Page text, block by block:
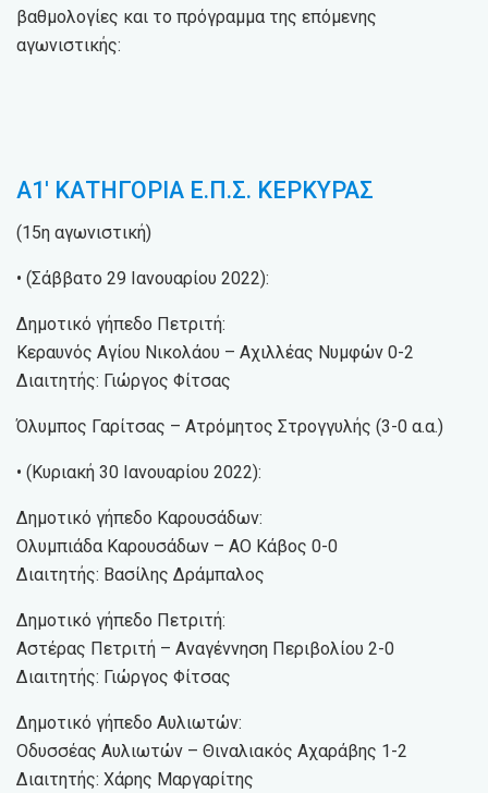
βαθμολογίες και το πρόγραμμα της επόμενης
αγωνιστικής:
Α1′ ΚΑΤΗΓΟΡΙΑ Ε.Π.Σ. ΚΕΡΚΥΡΑΣ
(15η αγωνιστική)
• (Σάββατο 29 Ιανουαρίου 2022):
Δημοτικό γήπεδο Πετριτή:
Κεραυνός Αγίου Νικολάου – Αχιλλέας Νυμφών 0-2
Διαιτητής: Γιώργος Φίτσας
Όλυμπος Γαρίτσας – Ατρόμητος Στρογγυλής (3-0 α.α.)
• (Κυριακή 30 Ιανουαρίου 2022):
Δημοτικό γήπεδο Καρουσάδων:
Ολυμπιάδα Καρουσάδων – ΑΟ Κάβος 0-0
Διαιτητής: Βασίλης Δράμπαλος
Δημοτικό γήπεδο Πετριτή:
Αστέρας Πετριτή – Αναγέννηση Περιβολίου 2-0
Διαιτητής: Γιώργος Φίτσας
Δημοτικό γήπεδο Αυλιωτών:
Οδυσσέας Αυλιωτών – Θιναλιακός Αχαράβης 1-2
Διαιτητής: Χάρης Μαργαρίτης